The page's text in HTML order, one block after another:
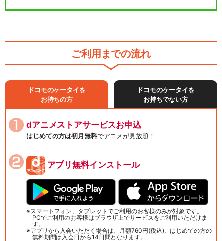
ご利用までの流れ
ドコモのケータイを
お持ちの方
ドコモのケータイを
お持ちでない方
dアニメストアサービスお申込
はじめての方は初月無料でアニメが見放題！
アプリ無料インストール
スマートフォン、タブレットでご利用のお客様のみが対象です。
PCでご利用のお客様はブラウザ上でサービスをご利用いただけま
す。
アプリから入会いただく場合は、月額760円(税込)、はじめての方の
無料期間は入会日から14日間となります。